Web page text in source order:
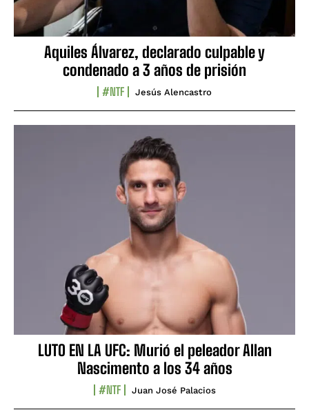
Aquiles Álvarez, declarado culpable y
condenado a 3 años de prisión
#NTF Jesús Alencastro
LUTO EN LA UFC: Murió el peleador Allan
Nascimento a los 34 años
#NTF Juan José Palacios